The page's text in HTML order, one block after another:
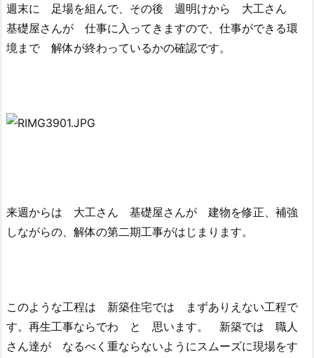
週末に 足場を組んで、その後 週明けから 大工さん
基礎屋さんが 仕事に入ってきますので、仕事ができる環
境まで 解体が終わっているかの確認です。
来週からは 大工さん 基礎屋さんが 建物を修正、補強
しながらの、解体の第二期工事がはじまります。
このような工程は 新築住宅では まずありえない工程で
す。再生工事ならでわ と 思います。 新築では 職人
さん達が なるべく重ならないようにスムーズに現場をす